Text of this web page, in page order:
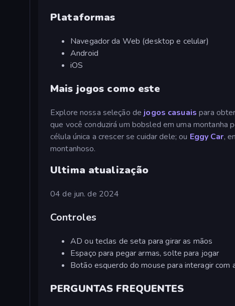
Plataformas
Navegador da Web (desktop e celular)
Android
iOS
Mais jogos como este
Explore nossa seleção de jogos casuais para
que você conduzirá um bobsled em uma montanha
célula única a crescer se cuidar dele; ou Eggy Car,
montanhoso.
Ultima atualização
04 de jun. de 2024
Controles
AD ou teclas de seta para girar as mãos
Espaço para pegar armas, solte para jogar
Botão esquerdo do mouse para interagir
PERGUNTAS FREQUENTES